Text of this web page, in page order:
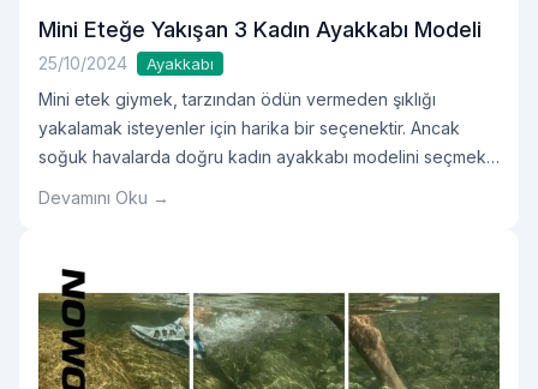
Mini Eteğe Yakışan 3 Kadın Ayakkabı Modeli
25/10/2024 Ayakkabı
Mini etek giymek, tarzından ödün vermeden şıklığı
yakalamak isteyenler için harika bir seçenektir. Ancak
soğuk havalarda doğru kadın ayakkabı modelini seçmek
önerilerimize geçebiliriz. Kadın Uzun Çizme: Zarafet ve
Koruma Bir Arada Mini etekOkumaya devam et "Mini
Eteğe Yakışan 3 Kadın Ayakkabı Modeli"
Devamını Oku →